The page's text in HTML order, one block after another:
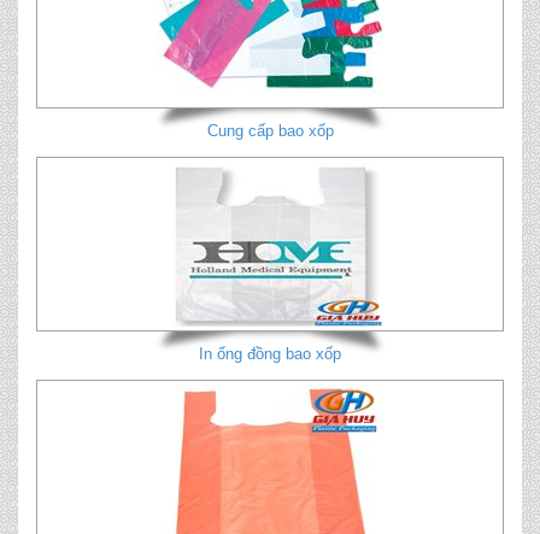
Cung cấp bao xốp
In ống đồng bao xốp